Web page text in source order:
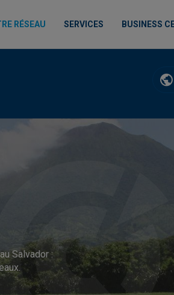
RÉSEAU SERVICES BUSINESS
Salvador :